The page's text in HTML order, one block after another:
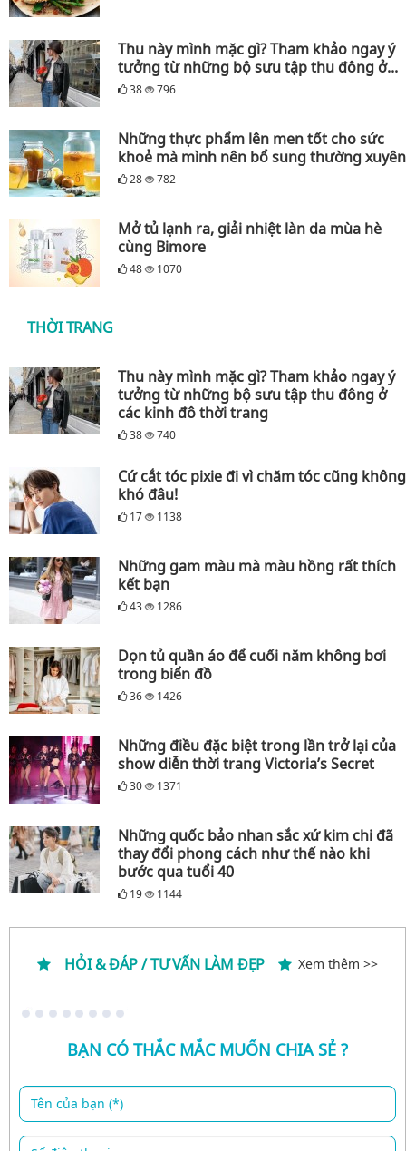
Thu này mình mặc gì? Tham khảo ngay ý
tưởng từ những bộ sưu tập thu đông ở...
38 796
Những thực phẩm lên men tốt cho sức
khoẻ mà mình nên bổ sung thường xuyên
28 782
Mở tủ lạnh ra, giải nhiệt làn da mùa hè
cùng Bimore
48 1070
THỜI TRANG
Thu này mình mặc gì? Tham khảo ngay ý
tưởng từ những bộ sưu tập thu đông ở
các kinh đô thời trang
38 740
Cứ cắt tóc pixie đi vì chăm tóc cũng không
khó đâu!
17 1138
Những gam màu mà màu hồng rất thích
kết bạn
43 1286
Dọn tủ quần áo để cuối năm không bơi
trong biển đồ
36 1426
Những điều đặc biệt trong lần trở lại của
show diễn thời trang Victoria’s Secret
30 1371
Những quốc bảo nhan sắc xứ kim chi đã
thay đổi phong cách như thế nào khi
bước qua tuổi 40
19 1144
HỎI & ĐÁP / TƯ VẤN LÀM ĐẸP Xem thêm >>
BẠN CÓ THẮC MẮC MUỐN CHIA SẺ ?